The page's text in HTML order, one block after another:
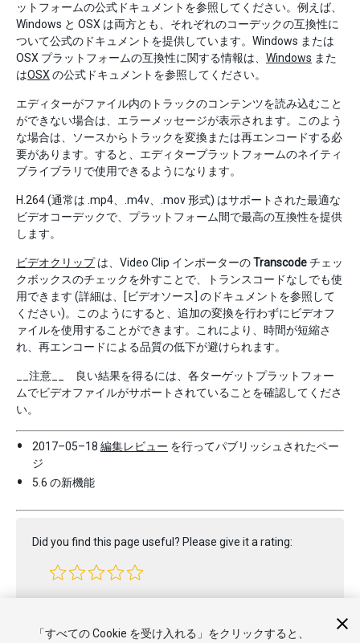
ットフォームの公式ドキュメントを参照してください。例えば、
Windows と OSX は両方とも、それぞれのコーデックの互換性に
ついて公式のドキュメントを提供しています。Windows または
OSX プラットフォームの互換性に関する情報は、 Windows また
はOSX の公式ドキュメントを参照してください。
エディターがファイル内のトラックのコンテンツを読み込むこと
ができない場合は、エラーメッセージが表示されます。このよう
な場合は、ソースからトラックを変換または再エンコードする必
要があります。すると、エディタープラットフォームのネイティ
ブライブラリで使用できるようになります。
H.264 (通常は .mp4、.m4v、.mov 形式) はサポートされた最適な
ビデオコーデックで、プラットフォーム間で最高の互換性を提供
します。
ビデオクリップは、Video Clip インポーターのTranscodeチェッ
クボックスのチェックを外すことで、トランスコードなしでも使
用できます (詳細は、[ビデオソース] のドキュメントを参照して
ください)。このようにすると、追加の変換を行わずにビデオフ
ァイルを使用することができます。これにより、時間が短縮さ
れ、再エンコードによる品質の低下が避けられます。
__注意__ 良い結果を得るには、各ターゲットプラットフォー
ムでビデオファイルがサポートされていることを確認してくださ
い。
2017–05–18 編集レビュー を行ってパブリッシュされたペー
ジ
5.6 の新機能
Did you find this page useful? Please give it a rating:
「すべての Cookie を受け入れる」をクリックすると、